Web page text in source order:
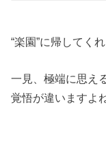
“楽園”に帰してく
一見、極端に思え
覚悟が違いますよ